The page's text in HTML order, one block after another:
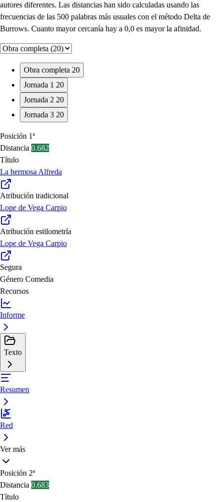
autores diferentes. Las distancias han sido calculadas usando las
frecuencias de las 500 palabras más usuales con el método Delta de
Burrows. Cuanto mayor cercanía hay a 0,0 es mayor la afinidad.
Obra completa 20
Jornada 1 20
Jornada 2 20
Jornada 3 20
Posición 1ª
Distancia 0.682
Título
La hermosa Alfreda
Atribución tradicional
Lope de Vega Carpio
Atribución estilometría
Lope de Vega Carpio
Segura
Género Comedia
Recursos
Informe
Texto
Resumen
Red
Ver más
Posición 2ª
Distancia 0.683
Título